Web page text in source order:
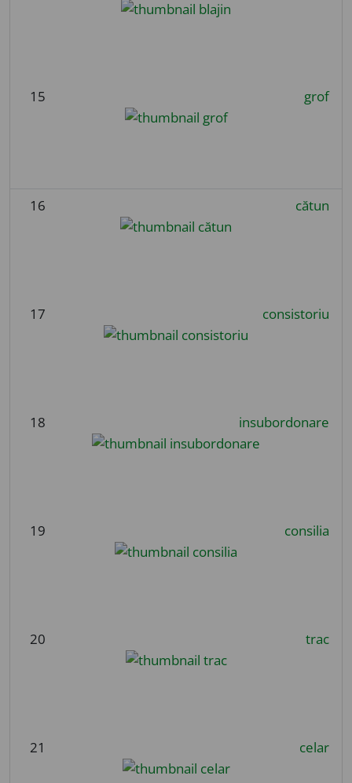
15 grof
16 cătun
17 consistoriu
18 insubordonare
19 consilia
20 trac
21 celar